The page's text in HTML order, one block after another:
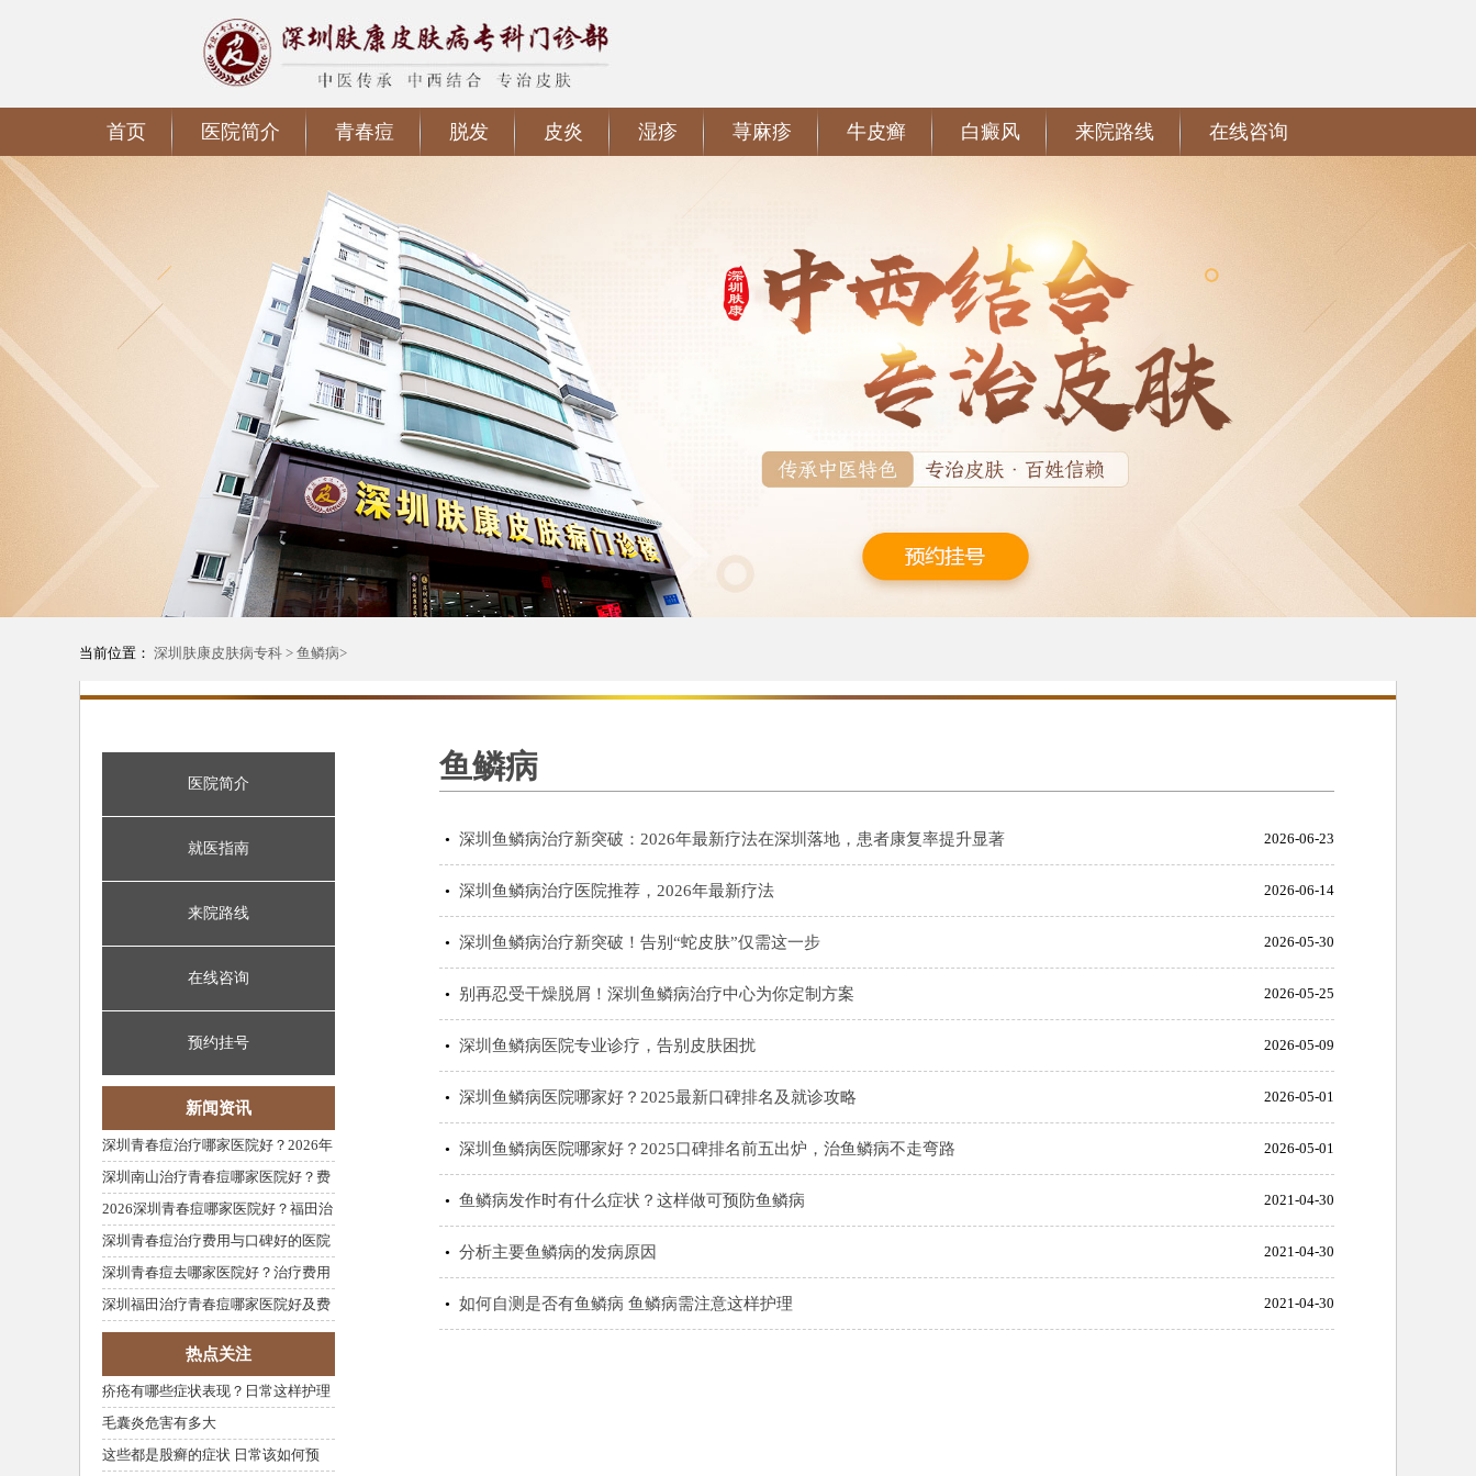
首页 医院简介 青春痘 脱发 皮炎 湿疹 荨麻疹 牛皮癣 白癜风 来院路线 在线咨询
当前位置： 深圳肤康皮肤病专科 > 鱼鳞病>
医院简介
就医指南
来院路线
在线咨询
预约挂号
新闻资讯
深圳青春痘治疗哪家医院好？2026年
费用与医院推荐
深圳南山治疗青春痘哪家医院好？费
用性价比高推荐
2026深圳青春痘哪家医院好？福田治
疗费用参考
深圳青春痘治疗费用与口碑好的医院
推荐
深圳青春痘去哪家医院好？治疗费用
一览
深圳福田治疗青春痘哪家医院好及费
用参考
热点关注
疥疮有哪些症状表现？日常这样护理
很重要
毛囊炎危害有多大
这些都是股癣的症状 日常该如何预
鱼鳞病
• 深圳鱼鳞病治疗新突破：2026年最新疗法在深圳落地，患者康复率提升显著 2026-06-23
• 深圳鱼鳞病治疗医院推荐，2026年最新疗法 2026-06-14
• 深圳鱼鳞病治疗新突破！告别“蛇皮肤”仅需这一步 2026-05-30
• 别再忍受干燥脱屑！深圳鱼鳞病治疗中心为你定制方案 2026-05-25
• 深圳鱼鳞病医院专业诊疗，告别皮肤困扰 2026-05-09
• 深圳鱼鳞病医院哪家好？2025最新口碑排名及就诊攻略 2026-05-01
• 深圳鱼鳞病医院哪家好？2025口碑排名前五出炉，治鱼鳞病不走弯路 2026-05-01
• 鱼鳞病发作时有什么症状？这样做可预防鱼鳞病 2021-04-30
• 分析主要鱼鳞病的发病原因 2021-04-30
• 如何自测是否有鱼鳞病 鱼鳞病需注意这样护理 2021-04-30